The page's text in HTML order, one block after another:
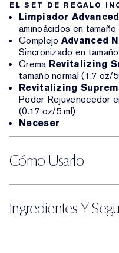
EL SET DE REGALO
Limpiador
aminoácidos en
Complejo Advanced
Sincronizado en
Crema Revitalizing
tamaño normal (1.7 oz/
Revitalizing
Poder Rejuvenecedor
(0.17 oz/5 ml)
Neceser
Cómo Usarlo
Ingredientes Y